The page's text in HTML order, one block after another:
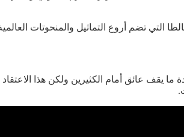
التي تضم أروع التماثيل والمنحوتات
ما يقف عائق أمام الكثيرين ولكن هذا